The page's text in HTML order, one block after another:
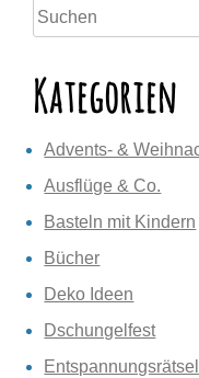
Suchen
Kategorien
Advents- &
Ausflüge & Co.
Basteln mit Kindern
Bücher
Deko Ideen
Dschungelfest
Entspannungsrätsel